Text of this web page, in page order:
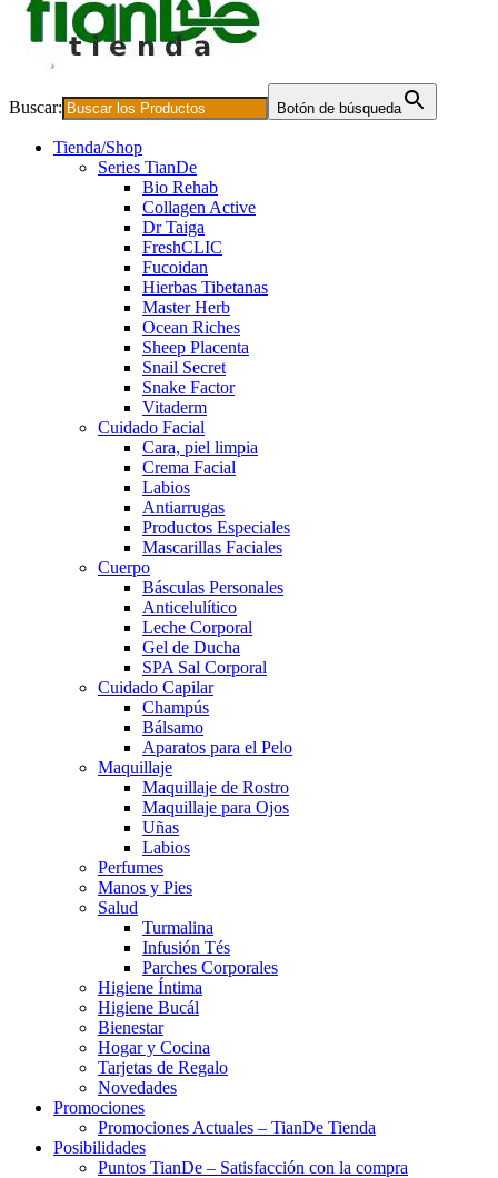
Buscar: Botón de búsqueda
Tienda/Shop
Series TianDe
Bio Rehab
Collagen Active
Dr Taiga
FreshCLIC
Fucoidan
Hierbas Tibetanas
Master Herb
Ocean Riches
Sheep Placenta
Snail Secret
Snake Factor
Vitaderm
Cuidado Facial
Cara, piel limpia
Crema Facial
Labios
Antiarrugas
Productos Especiales
Mascarillas Faciales
Cuerpo
Básculas Personales
Anticelulítico
Leche Corporal
Gel de Ducha
SPA Sal Corporal
Cuidado Capilar
Champús
Bálsamo
Aparatos para el Pelo
Maquillaje
Maquillaje de Rostro
Maquillaje para Ojos
Uñas
Labios
Perfumes
Manos y Pies
Salud
Turmalina
Infusión Tés
Parches Corporales
Higiene Íntima
Higiene Bucál
Bienestar
Hogar y Cocina
Tarjetas de Regalo
Novedades
Promociones
Promociones Actuales – TianDe Tienda
Posibilidades
Puntos TianDe – Satisfacción con la compra